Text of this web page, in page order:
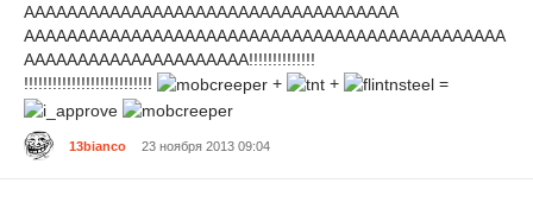
ААААААААААААААААААААААААААААААААААА
ААААААААААААААААААААААААААААААААААААААААААААА
ААААААААААААААААААААА!!!!!!!!!!!!!!
!!!!!!!!!!!!!!!!!!!!!!!!!!!
+ + =
13bianco 23 ноября 2013 09:04